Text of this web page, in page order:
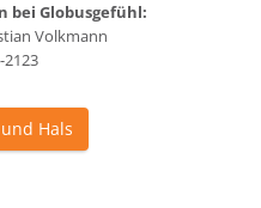
bei Globusgefühl:
Volkmann
2123
Hals